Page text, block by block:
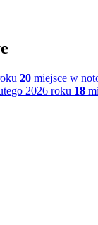
20 miejsce w
2026 roku 18